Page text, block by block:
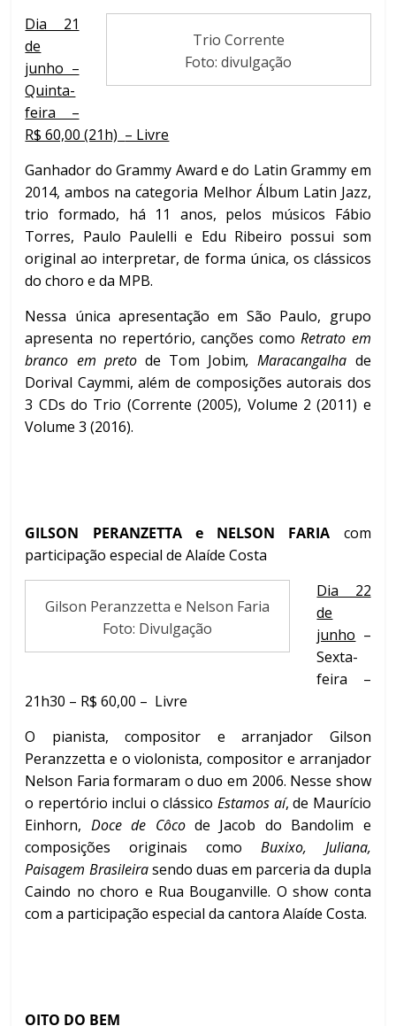
Trio Corrente
Foto: divulgação
Dia 21
de
junho –
Quinta-
feira –
R$ 60,00 (21h) – Livre
Ganhador do Grammy Award e do Latin Grammy em
2014, ambos na categoria Melhor Álbum Latin Jazz,
trio formado, há 11 anos, pelos músicos Fábio
Torres, Paulo Paulelli e Edu Ribeiro possui som
original ao interpretar, de forma única, os clássicos
do choro e da MPB.
Nessa única apresentação em São Paulo, grupo
apresenta no repertório, canções comoRetrato em
branco em pretode Tom Jobim, Maracangalha de
Dorival Caymmi, além de composições autorais dos
3 CDs do Trio (Corrente (2005), Volume 2 (2011) e
Volume 3 (2016).
GILSON PERANZETTA e NELSON FARIA com
participação especial de Alaíde Costa
Gilson Peranzzetta e Nelson Faria
Foto: Divulgação
Dia 22
de
junho –
Sexta-
feira –
21h30 – R$ 60,00 – Livre
O pianista, compositor e arranjador Gilson
Peranzzetta e o violonista, compositor e arranjador
Nelson Faria formaram o duo em 2006. Nesse show
o repertório inclui o clássicoEstamos aí, de Maurício
Einhorn, Doce de Côcode Jacob do Bandolim e
composições originais como Buxixo, Juliana,
Paisagem Brasileirasendo duas em parceria da dupla
Caindo no choro e Rua Bouganville. O show conta
com a participação especial da cantora Alaíde Costa.
OITO DO BEM